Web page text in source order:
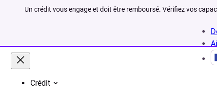
Un crédit vous engage et doit être remboursé. Vérifiez vos
Crédit